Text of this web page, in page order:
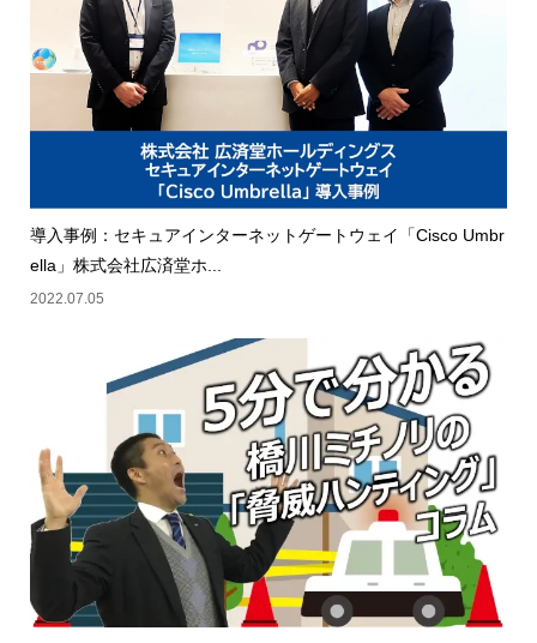
導入事例：セキュアインターネットゲートウェイ「Cisco Umbr
ella」株式会社広済堂ホ...
2022.07.05